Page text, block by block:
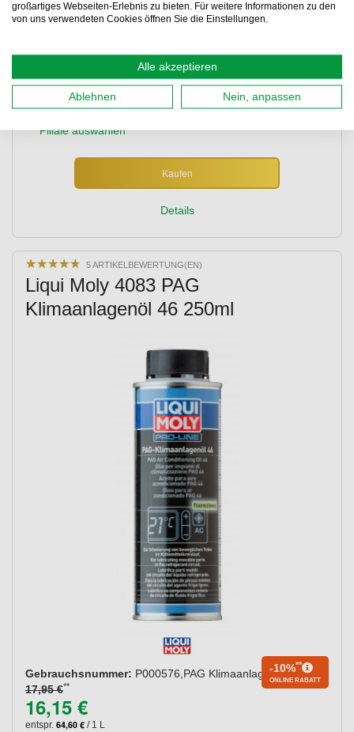
Details lesen
entspr.99,50 €/ 1 L
KOSTENLOSER Versand ab 49,00 €
Lieferung 07.08.2026 - 10.08.2026
Filiale auswählen
Kaufen
Details
★★★★★
★★★★★ 5 ARTIKELBEWERTUNG(EN)
Liqui Moly 4083 PAG
Klimaanlagenöl 46 250ml
Gebrauchsnummer: P000576,PAG Klimaanlagenöl 46
17,95 €**
-10%**
ONLINE RABATT
16,15 €
entspr. 64,60 € / 1 L
großartiges Webseiten-Erlebnis zu bieten. Für weitere Informationen zu den
von uns verwendeten Cookies öffnen Sie die Einstellungen.
Alle akzeptieren
Ablehnen Nein, anpassen